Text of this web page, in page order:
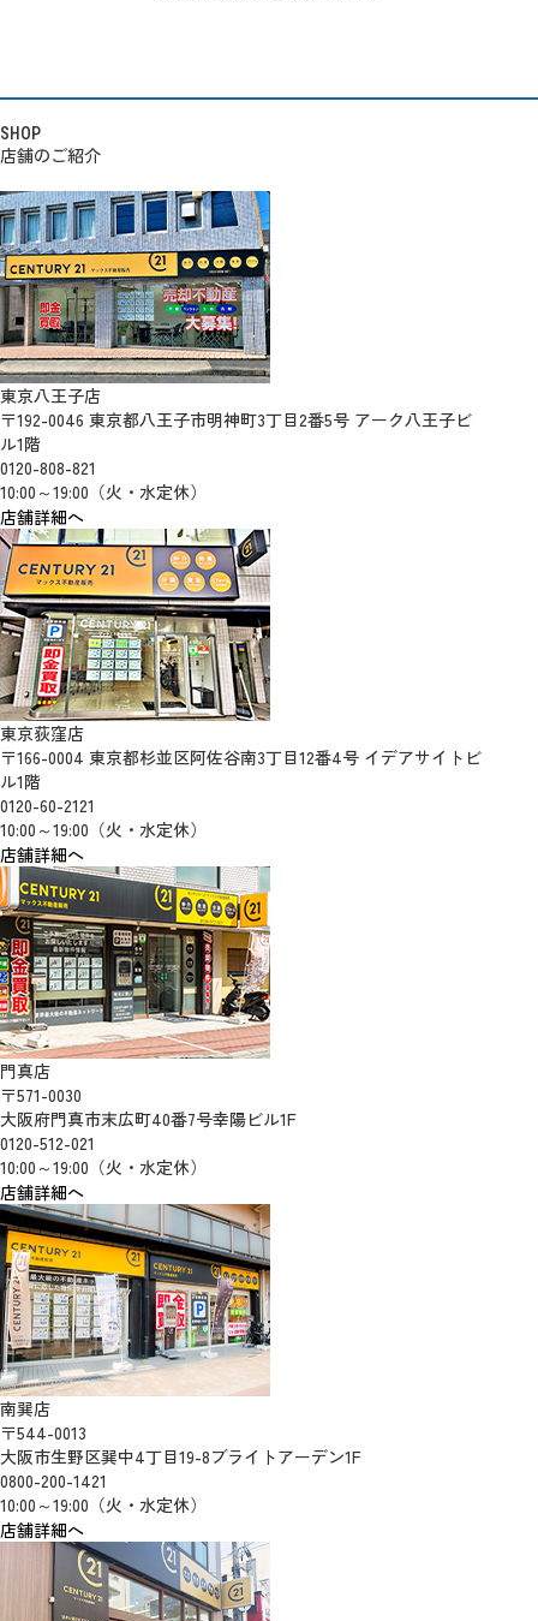
SHOP
店舗のご紹介
東京八王子店
〒192-0046 東京都八王子市明神町3丁目2番5号 アーク八王子ビ
ル1階
0120-808-821
10:00～19:00（火・水定休）
店舗詳細へ
東京荻窪店
〒166-0004 東京都杉並区阿佐谷南3丁目12番4号 イデアサイトビ
ル1階
0120-60-2121
10:00～19:00（火・水定休）
店舗詳細へ
門真店
〒571-0030
大阪府門真市末広町40番7号幸陽ビル1F
0120-512-021
10:00～19:00（火・水定休）
店舗詳細へ
南巽店
〒544-0013
大阪市生野区巽中4丁目19-8ブライトアーデン1F
0800-200-1421
10:00～19:00（火・水定休）
店舗詳細へ